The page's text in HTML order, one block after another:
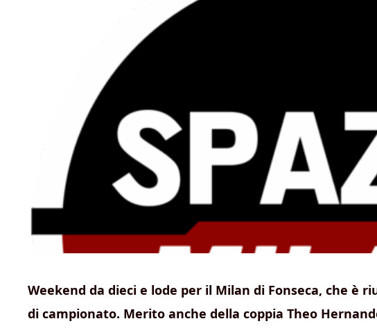
Weekend da dieci e lode per il Milan di Fonseca, che è
di campionato. Merito anche della coppia Theo